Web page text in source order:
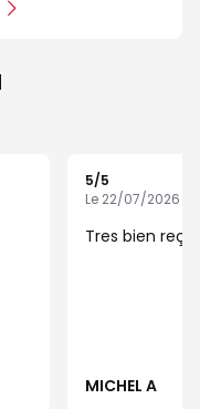
5/5
Le 22/07/2026 -
Tres bien
MICHEL A